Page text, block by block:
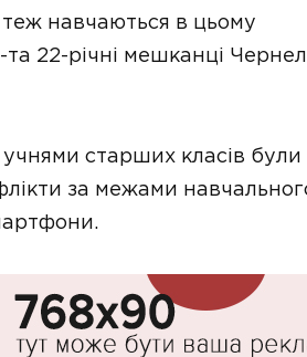
теж навчаються в цьому
та 22-річні мешканці
старших класів були
за межами